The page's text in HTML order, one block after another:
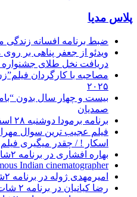
پلاس مدیا
ضبط برنامه افسانه زندگی
ویدئو از جعفر پناهی بر
دریافت نخل طلای جشنواره
مصاحبه با کارگردان
۲۰۲۵
بیست و چهار سال بدون
صمدیان
برنامه برمودا دوشنبه ۲۸ اسفند با حضور ایرج حسابی
فیلم عجیب ترین سوال
اسکار ! / چقدر میگیری
بهاره افشاری در برنامه ۲شات
Indian cinematographer
امیرمهدی ژوله در برنامه ۲شات
رضا کیانیان در برنامه ۲ شات